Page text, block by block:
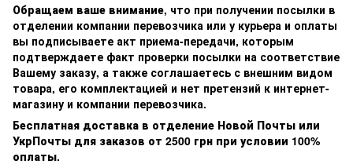
Обращаем ваше внимание, что при получении посылки в
отделении компании перевозчика или у курьера и оплаты
вы подписываете акт приема-передачи, которым
подтверждаете факт проверки посылки на соответствие
Вашему заказу, а также соглашаетесь с внешним видом
товара, его комплектацией и нет претензий к интернет-
магазину и компании перевозчика.
Бесплатная доставка в отделение Новой Почты или
УкрПочты для заказов от 2500 грн при условии 100%
оплаты.